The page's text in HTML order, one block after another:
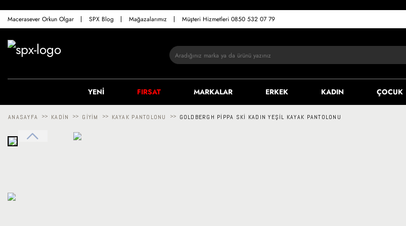
Macerasever Orkun Olgar SPX Blog Mağazalarımız Müşteri Hizmetleri 0850 532 07 79
YENİ FIRSAT MARKALAR ERKEK KADIN ÇOCUK
ANASAYFA >> KADIN >> GIYIM >> KAYAK PANTOLONU >> GOLDBERGH PIPPA SKI KADIN YEŞIL KAYAK PANTOLONU